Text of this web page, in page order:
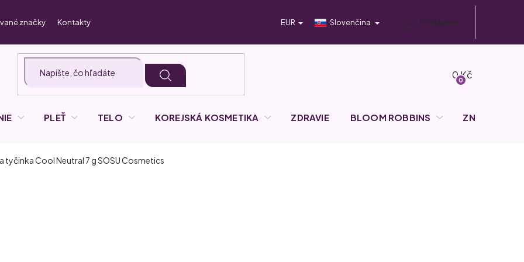
značky Kontakty EUR Slovenčina Prihlásenie
Nákupný
košík
PLEŤ TELO KOREJSKÁ KOSMETIKA ZDRAVIE BLOOM ROBBINS ZNAČKY
tyčinka Cool Neutral 7 gSOSU Cosmetics